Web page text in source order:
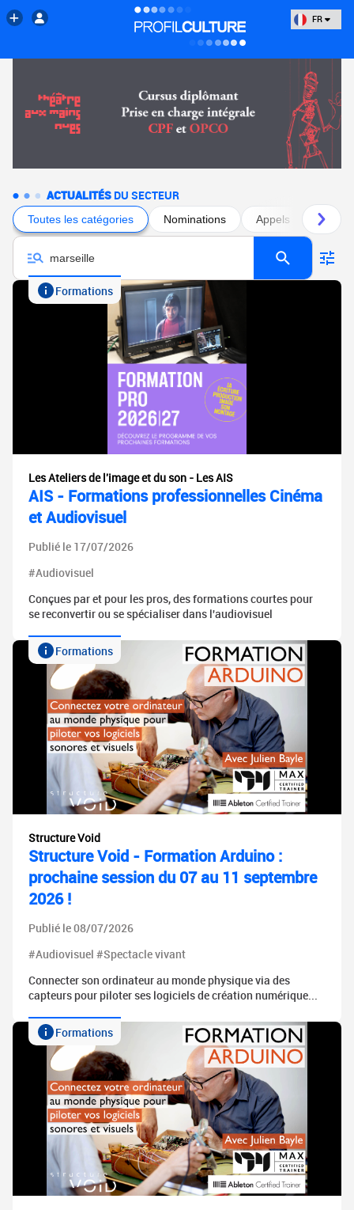
FR
ACTUALITÉS DU SECTEUR
Toutes les catégories Nominations Appels à projets
Formations
Les Ateliers de l'image et du son - Les AIS
AIS - Formations professionnelles Cinéma
et Audiovisuel
Publié le 17/07/2026
#Audiovisuel
Conçues par et pour les pros, des formations courtes pour
se reconvertir ou se spécialiser dans l'audiovisuel
Formations
Structure Void
Structure Void - Formation Arduino :
prochaine session du 07 au 11 septembre
2026 !
Publié le 08/07/2026
#Audiovisuel #Spectacle vivant
Connecter son ordinateur au monde physique via des
capteurs pour piloter ses logiciels de création numérique...
Formations